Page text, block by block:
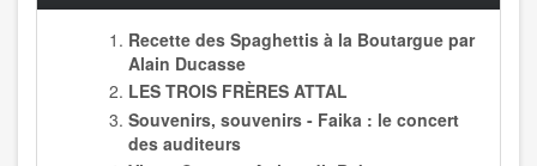
Recette des Spaghettis à la Boutargue par
Alain Ducasse
LES TROIS FRÈRES ATTAL
Souvenirs, souvenirs - Faika : le concert
des auditeurs